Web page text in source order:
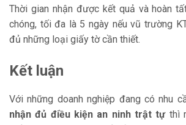
Thời gian nhận được kết quả và hoàn
chóng, tối đa là 5 ngày nếu vũ trường
đủ những loại giấy tờ cần thiết.
Kết luận
Với những doanh nghiệp đang có nhu
nhận đủ điều kiện an ninh trật tự thì